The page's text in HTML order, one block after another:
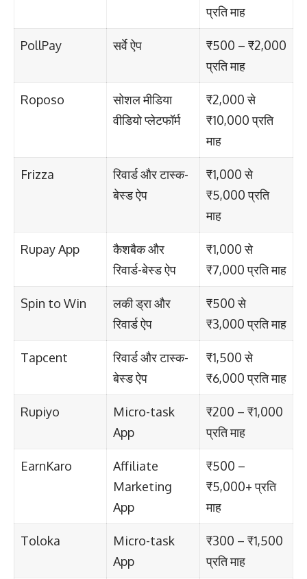
प्रति माह
PollPay सर्वे ऐप
₹500 – ₹2,000
प्रति माह
Roposo
सोशल मीडिया
वीडियो प्लेटफॉर्म
₹2,000 से
₹10,000 प्रति
माह
Frizza
रिवार्ड और टास्क-
बेस्ड ऐप
₹1,000 से
₹5,000 प्रति
माह
Rupay App
कैशबैक और
रिवार्ड-बेस्ड ऐप
₹1,000 से
₹7,000 प्रति माह
Spin to Win
लकी ड्रा और
रिवार्ड ऐप
₹500 से
₹3,000 प्रति माह
Tapcent
रिवार्ड और टास्क-
बेस्ड ऐप
₹1,500 से
₹6,000 प्रति माह
Rupiyo
Micro-task
App
₹200 – ₹1,000
प्रति माह
EarnKaro
Affiliate
Marketing
App
₹500 –
₹5,000+ प्रति
माह
Toloka
Micro-task
App
₹300 – ₹1,500
प्रति माह